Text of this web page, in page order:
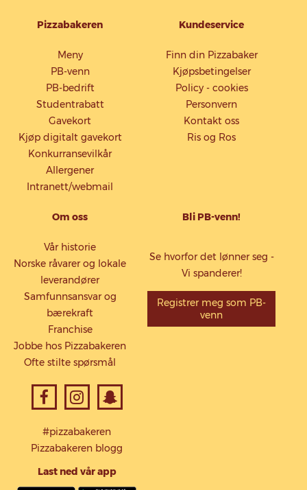
Pizzabakeren
Meny
PB-venn
PB-bedrift
Studentrabatt
Gavekort
Kjøp digitalt gavekort
Konkurransevilkår
Allergener
Intranett/webmail
Kundeservice
Finn din Pizzabaker
Kjøpsbetingelser
Policy - cookies
Personvern
Kontakt oss
Ris og Ros
Om oss
Vår historie
Norske råvarer og lokale
leverandører
Samfunnsansvar og
bærekraft
Franchise
Jobbe hos Pizzabakeren
Ofte stilte spørsmål
Bli PB-venn!
Se hvorfor det lønner seg -
Vi spanderer!
Registrer meg som PB-
venn
#pizzabakeren
Pizzabakeren blogg
Last ned vår app